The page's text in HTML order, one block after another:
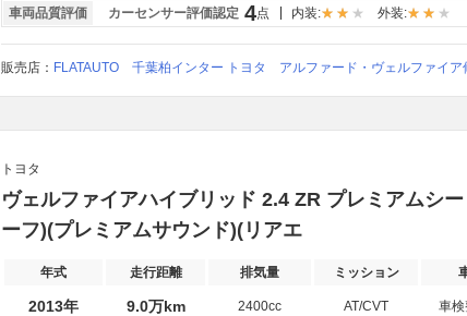
車両品質評価 カーセンサー評価認定 4点 内装: 外装:
販売店： FLATAUTO 千葉柏インター トヨタ アルファード・ヴェルファイア
トヨタ
ヴェルファイアハイブリッド 2.4 ZR プレミアムシ
ーフ)(プレミアムサウンド)(リアエ
年式 走行距離 排気量 ミッション
2013年 9.0万km 2400cc AT/CVT 車